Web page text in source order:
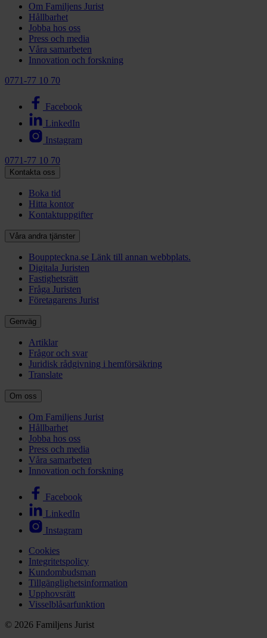
Om Familjens Jurist
Hållbarhet
Jobba hos oss
Press och media
Våra samarbeten
Innovation och forskning
0771-77 10 70
Facebook
LinkedIn
Instagram
0771-77 10 70
Kontakta oss
Boka tid
Hitta kontor
Kontaktuppgifter
Våra andra tjänster
Bouppteckna.se Länk till annan webbplats.
Digitala Juristen
Fastighetsrätt
Fråga Juristen
Företagarens Jurist
Genväg
Artiklar
Frågor och svar
Juridisk rådgivning i hemförsäkring
Translate
Om oss
Om Familjens Jurist
Hållbarhet
Jobba hos oss
Press och media
Våra samarbeten
Innovation och forskning
Facebook
LinkedIn
Instagram
Cookies
Integritetspolicy
Kundombudsman
Tillgänglighetsinformation
Upphovsrätt
Visselblåsarfunktion
© 2026 Familjens Jurist